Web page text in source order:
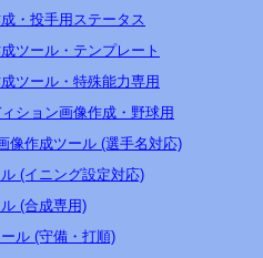
・投手用ステータス
ツール・テンプレート
ツール・特殊能力専用
ション画像作成・野球用
像作成ツール (選手名対応)
(イニング設定対応)
(合成専用)
ル (守備・打順)